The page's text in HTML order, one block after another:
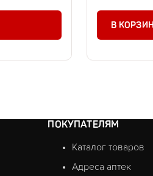
В
ПОКУПАТЕЛЯМ
Каталог товаров
Адреса аптек